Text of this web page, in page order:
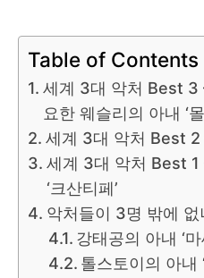
Table of Contents
세계 3대 악처 Best 3
요한 웨슬리의 아내 ‘
세계 3대 악처 Best 2
세계 3대 악처 Best 1
‘크산티페’
악처들이 3명 밖에 없
강태공의 아내 ‘마
톨스토이의 아내